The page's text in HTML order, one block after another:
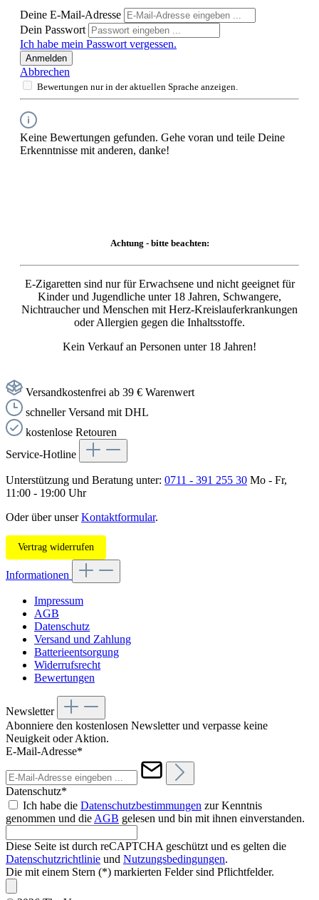
Deine E-Mail-Adresse
Dein Passwort
Ich habe mein Passwort vergessen.
Anmelden
Abbrechen
Bewertungen nur in der aktuellen Sprache anzeigen.
Keine Bewertungen gefunden. Gehe voran und teile Deine
Erkenntnisse mit anderen, danke!
Achtung - bitte beachten:
E-Zigaretten sind nur für Erwachsene und nicht geeignet für
Kinder und Jugendliche unter 18 Jahren, Schwangere,
Nichtraucher und Menschen mit Herz-Kreislauferkrankungen
oder Allergien gegen die Inhaltsstoffe.
Kein Verkauf an Personen unter 18 Jahren!
Versandkostenfrei ab 39 € Warenwert
schneller Versand mit DHL
kostenlose Retouren
Service-Hotline
Unterstützung und Beratung unter: 0711 - 391 255 30 Mo - Fr,
11:00 - 19:00 Uhr
Oder über unserKontaktformular.
Vertrag widerrufen
Informationen
Impressum
AGB
Datenschutz
Versand und Zahlung
Batterieentsorgung
Widerrufsrecht
Bewertungen
Newsletter
Abonniere den kostenlosen Newsletter und verpasse keine
Neuigkeit oder Aktion.
E-Mail-Adresse*
Datenschutz*
Ich habe die Datenschutzbestimmungen zur Kenntnis
genommen und die AGB gelesen und bin mit ihnen einverstanden.
Diese Seite ist durch reCAPTCHA geschützt und es gelten die
Datenschutzrichtlinie und Nutzungsbedingungen.
Die mit einem Stern (*) markierten Felder sind Pflichtfelder.